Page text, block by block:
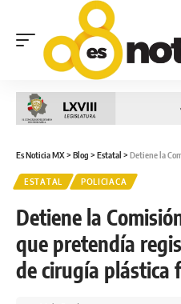
Es Noticia MX> Blog > Estatal > Detiene la Comisión
ESTATAL POLICIACA
Detiene la
que pretendía
de cirugía plástica